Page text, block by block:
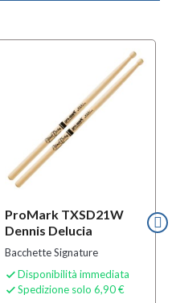
ProMark TXSD21W
Dennis Delucia
Bacchette Signature
 Disponibilità immediata
 Spedizione solo 6,90 €